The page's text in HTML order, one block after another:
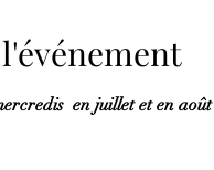
en juillet et en août